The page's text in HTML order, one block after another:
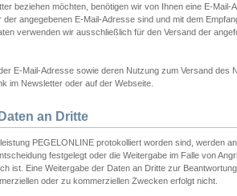
beziehen möchten, benötigen wir von Ihnen eine E-
angegebenen E-Mail-Adresse sind und mit dem
verwenden wir ausschließlich für den Versand der
E-Mail-Adresse sowie deren Nutzung zum Versand des
im Newsletter oder auf der Webseite.
an Dritte
PEGELONLINE protokolliert worden sind, werden
festgelegt oder die Weitergabe im Falle von
ist. Eine Weitergabe der Daten an Dritte zur
oder zu kommerziellen Zwecken erfolgt nicht.